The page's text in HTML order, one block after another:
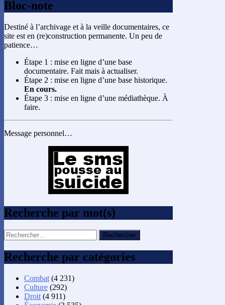
Bloc-note
Destiné à l’archivage et à la veille documentaires, ce
site est en (re)construction permanente. Un peu de
patience…
Étape 1 : mise en ligne d’une base
documentaire. Fait mais à actualiser.
Étape 2 : mise en ligne d’une base historique.
En cours.
Étape 3 : mise en ligne d’une médiathèque. À
faire.
Message personnel…
Recherche par mot(s)
Rechercher :
Recherche par catégories
Combat (4 231)
Culture (292)
Droit (4 911)